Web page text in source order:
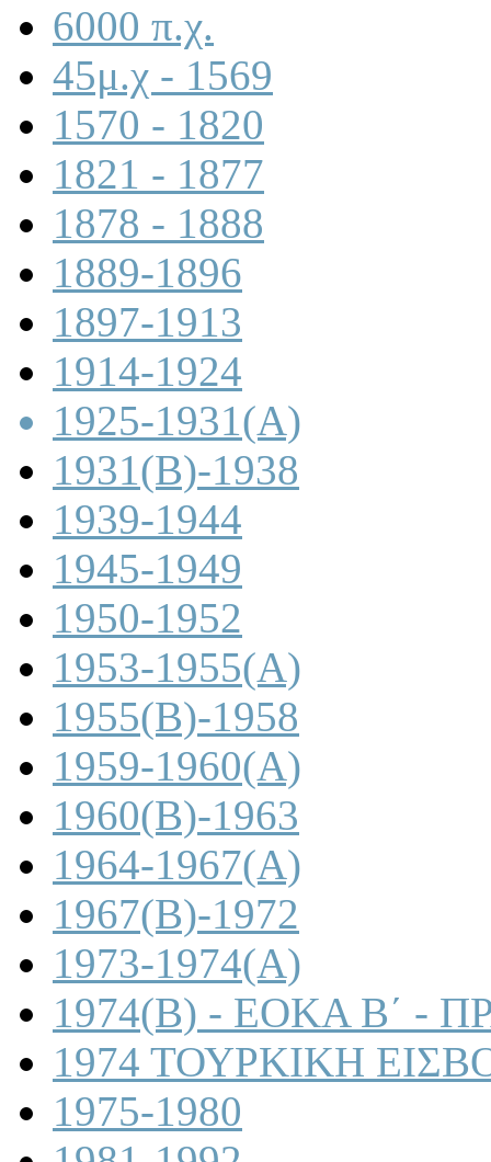
6000 π.χ.
45μ.χ - 1569
1570 - 1820
1821 - 1877
1878 - 1888
1889-1896
1897-1913
1914-1924
1925-1931(A)
1931(B)-1938
1939-1944
1945-1949
1950-1952
1953-1955(A)
1955(B)-1958
1959-1960(A)
1960(B)-1963
1964-1967(A)
1967(B)-1972
1973-1974(A)
1974(B) - ΕΟΚΑ Β΄ -
1974 ΤΟΥΡΚΙΚΗ
1975-1980